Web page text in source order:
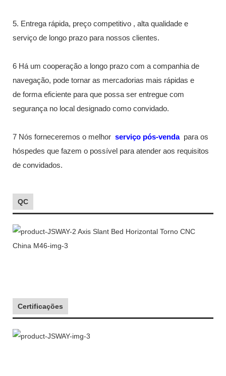
5. Entrega rápida, preço competitivo , alta qualidade e
serviço de longo prazo para nossos clientes.
6 Há um cooperação a longo prazo com a companhia de
navegação, pode tornar as mercadorias mais rápidas e
de forma eficiente para que possa ser entregue com
segurança no local designado como convidado.
7 Nós forneceremos o melhor serviço pós-venda para os
hóspedes que fazem o possível para atender aos requisitos
de convidados.
QC
Certificações